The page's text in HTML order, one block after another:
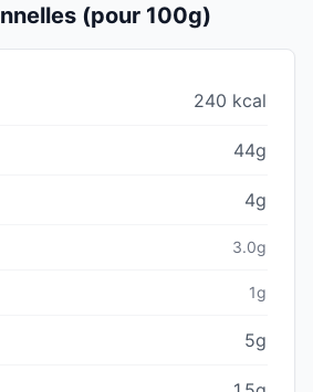
(pour 100g)
240 kcal
44g
4g
3.0g
1g
5g